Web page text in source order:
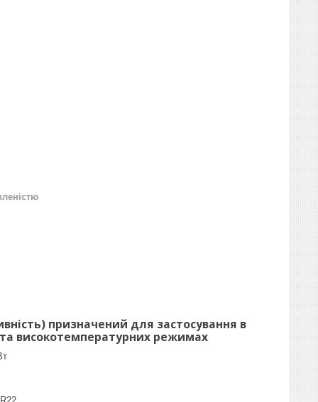
призначений для застосування в
високотемпературних режимах